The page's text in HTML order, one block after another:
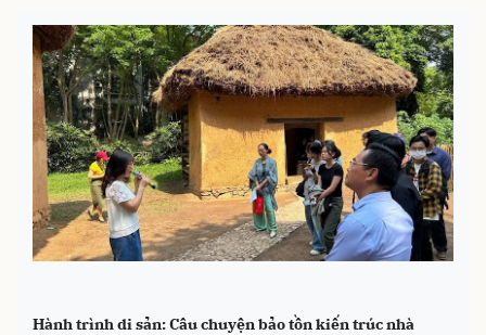
Hành trình di sản: Câu chuyện bảo tồn kiến trúc nhà